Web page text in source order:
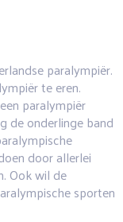
paralympiër.
te eren.
paralympiër
de onderlinge band
door allerlei
Ook wil de
sporten